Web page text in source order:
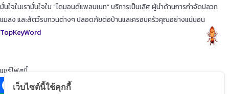
มั่นใจในเรามั่นใจใน “ไดมอนด์แพลนเนท” บริการเป็นเลิศ ผู้นำด้านการกำจัดปลวก
แมลง และสัตว์รบกวนต่างๆ ปลอดภัยต่อบ้านและครอบครัวคุณอย่างแน่นอน
TopKeyWord
แชร์โฟสนี้
เว็บไซต์นี้ใช้คุกกี้